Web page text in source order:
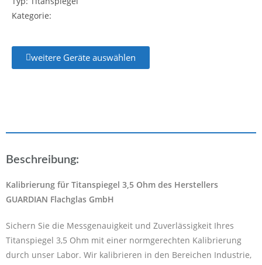
Kategorie:
weitere Geräte auswählen
Beschreibung:
Kalibrierung für Titanspiegel 3,5 Ohm des Herstellers
GUARDIAN Flachglas GmbH
Sichern Sie die Messgenauigkeit und Zuverlässigkeit Ihres
Titanspiegel 3,5 Ohm mit einer normgerechten Kalibrierung
durch unser Labor. Wir kalibrieren in den Bereichen Industrie,